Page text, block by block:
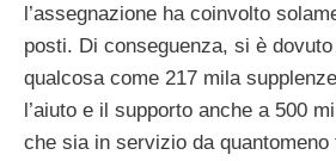
l’assegnazione ha coinvolto
posti. Di conseguenza, si è
qualcosa come 217 mila
l’aiuto e il supporto anche a 500
che sia in servizio da